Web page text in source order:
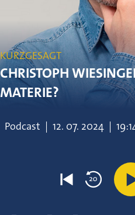
KURZGESAGT
CHRISTOPH
MATERIE?
Podcast | 12. 07. 2024 |